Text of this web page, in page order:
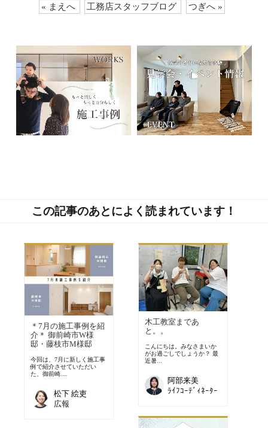
« まえへ 工務店スタッフブログ つぎへ »
この記事のあとによく読まれています！
＊7月の施工事例を紹
介＊ 御前崎市W様
邸・藤枝市M様邸
今回は、7月に新しく施工事
例で紹介させていただい
た、御前崎....
松下 絵吏
広報
木工教室まであ
と。。
こんにちは。みなさまいか
がお過ごしでしょうか？ 最
近暑...
阿部来美
ﾗｲﾌｺｰﾃﾞｨﾈｰﾀｰ